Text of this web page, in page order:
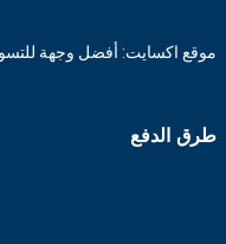
موقع اكسايت: أفضل وجهة
طرق الدفع